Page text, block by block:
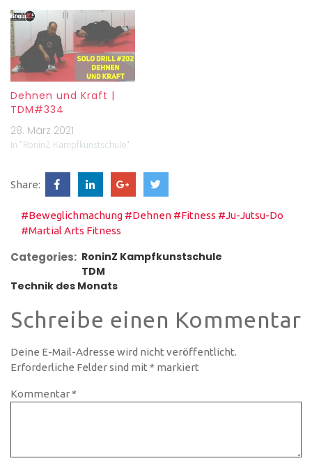
Dehnen und Kraft |
TDM#334
28. März 2021
In "RoninZ Kampfkunstschule"
Share:
#Beweglichmachung #Dehnen #Fitness #Ju-Jutsu-Do
#Martial Arts Fitness
Categories: RoninZ Kampfkunstschule
TDM
Technik des Monats
Schreibe einen Kommentar
Deine E-Mail-Adresse wird nicht veröffentlicht.
Erforderliche Felder sind mit * markiert
Kommentar*